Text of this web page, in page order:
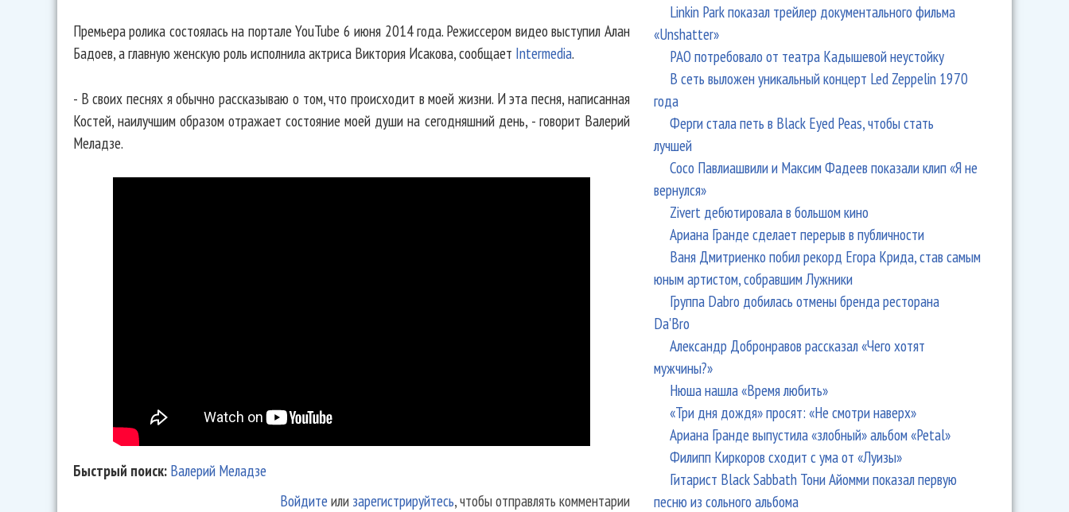
Премьера ролика состоялась на портале YouTube 6 июня 2014 года. Режиссером видео выступил Алан
Бадоев, а главную женскую роль исполнила актриса Виктория Исакова, сообщает Intermedia.
- В своих песнях я обычно рассказываю о том, что происходит в моей жизни. И эта песня, написанная
Костей, наилучшим образом отражает состояние моей души на сегодняшний день, - говорит Валерий
Меладзе.
Быстрый поиск: Валерий Меладзе
Войдите или зарегистрируйтесь, чтобы отправлять комментарии
Linkin Park показал трейлер документального фильма
«Unshatter»
РАО потребовало от театра Кадышевой неустойку
В сеть выложен уникальный концерт Led Zeppelin 1970
года
Ферги стала петь в Black Eyed Peas, чтобы стать
лучшей
Сосо Павлиашвили и Максим Фадеев показали клип «Я не
вернулся»
Zivert дебютировала в большом кино
Ариана Гранде сделает перерыв в публичности
Ваня Дмитриенко побил рекорд Егора Крида, став самым
юным артистом, собравшим Лужники
Группа Dabro добилась отмены бренда ресторана
Da'Bro
Александр Добронравов рассказал «Чего хотят
мужчины?»
Нюша нашла «Время любить»
«Три дня дождя» просят: «Не смотри наверх»
Ариана Гранде выпустила «злобный» альбом «Petal»
Филипп Киркоров сходит с ума от «Луизы»
Гитарист Black Sabbath Тони Айомми показал первую
песню из сольного альбома